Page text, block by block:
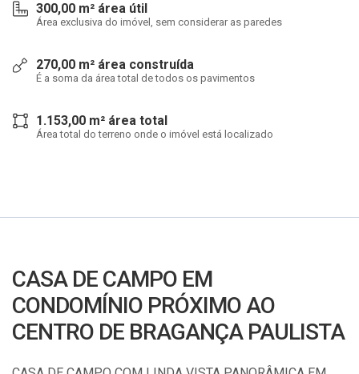
300,00 m² área útil
Área exclusiva do imóvel, sem considerar as paredes
270,00 m² área construída
É a soma da área total de todos os pavimentos
1.153,00 m² área total
Área total do terreno onde o imóvel está localizado
CASA DE CAMPO EM
CONDOMÍNIO PRÓXIMO AO
CENTRO DE BRAGANÇA PAULISTA